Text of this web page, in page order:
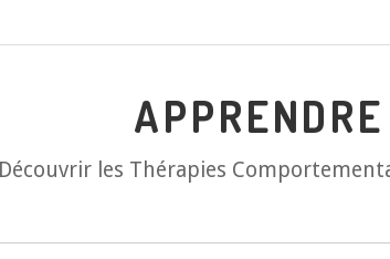
Découvrir les Thérapies